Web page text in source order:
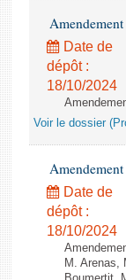
Date de
dépôt :
18/10/2024
Voir le dossier
Date de
dépôt :
18/10/2024
M. Arenas,